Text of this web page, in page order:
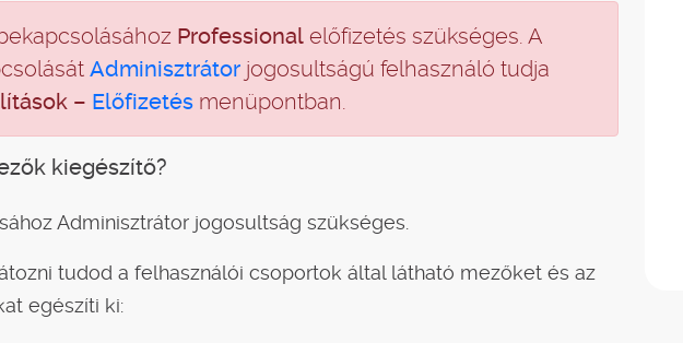
Professional előfizetés szükséges. A
Adminisztrátor jogosultságú felhasználó tudja
– Előfizetés menüpontban.
kiegészítő?
Adminisztrátor jogosultság szükséges.
tudod a felhasználói csoportok által látható mezőket és az
egészíti ki: